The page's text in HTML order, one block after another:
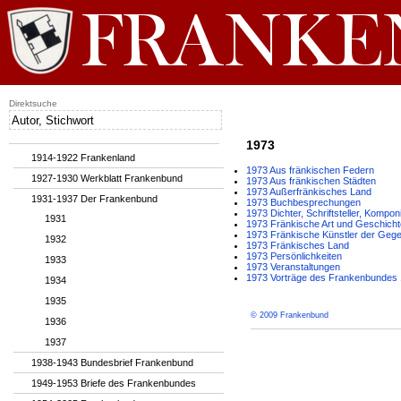
1973
1973 Aus fränkischen Federn
1973 Aus fränkischen Städten
1973 Außerfränkisches Land
1973 Buchbesprechungen
1973 Dichter, Schriftsteller,
1973 Fränkische Art und
1973 Fränkische Künstler der
1973 Fränkisches Land
1973 Persönlichkeiten
1973 Veranstaltungen
1973 Vorträge des Frankenbundes
© 2009 Frankenbund
1914-1922 Frankenland
1927-1930 Werkblatt Frankenbund
1931-1937 Der Frankenbund
1931
1932
1933
1934
1935
1936
1937
1938-1943 Bundesbrief Frankenbund
1949-1953 Briefe des Frankenbundes
Direktsuche